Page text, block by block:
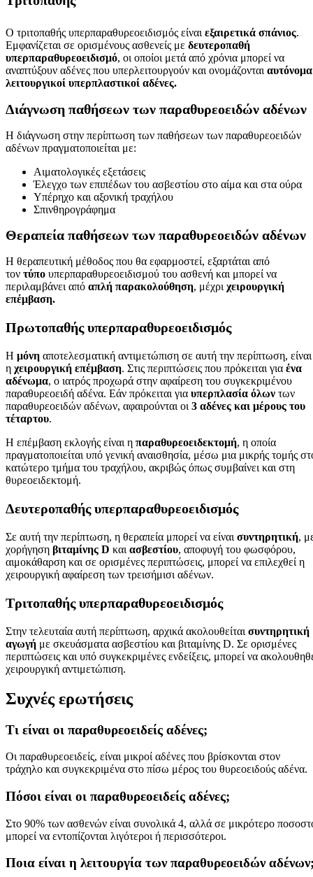
Ο τριτοπαθής υπερπαραθυρεοειδισμός είναι εξαιρετικά σπάνιος.
Εμφανίζεται σε ορισμένους ασθενείς με δευτεροπαθή
υπερπαραθυρεοειδισμό, οι οποίοι μετά από χρόνια μπορεί να
αναπτύξουν αδένες που υπερλειτουργούν και ονομάζονται αυτόνομα
λειτουργικοί υπερπλαστικοί αδένες.
Διάγνωση παθήσεων των παραθυρεοειδών αδένων
Η διάγνωση στην περίπτωση των παθήσεων των παραθυρεοειδών
αδένων πραγματοποιείται με:
Αιματολογικές εξετάσεις
Έλεγχο των επιπέδων του ασβεστίου στο αίμα και στα ούρα
Υπέρηχο και αξονική τραχήλου
Σπινθηρογράφημα
Θεραπεία παθήσεων των παραθυρεοειδών αδένων
Η θεραπευτική μέθοδος που θα εφαρμοστεί, εξαρτάται από
τον τύπο υπερπαραθυρεοειδισμού του ασθενή και μπορεί να
περιλαμβάνει από απλή παρακολούθηση, μέχρι χειρουργική
επέμβαση.
Πρωτοπαθής υπερπαραθυρεοειδισμός
Η μόνη αποτελεσματική αντιμετώπιση σε αυτή την περίπτωση, είναι
η χειρουργική επέμβαση. Στις περιπτώσεις που πρόκειται για ένα
αδένωμα, ο ιατρός προχωρά στην αφαίρεση του συγκεκριμένου
παραθυρεοειδή αδένα. Εάν πρόκειται για υπερπλασία όλων των
παραθυρεοειδών αδένων, αφαιρούνται οι 3 αδένες και μέρους του
τέταρτου.
Η επέμβαση εκλογής είναι η παραθυρεοειδεκτομή, η οποία
πραγματοποιείται υπό γενική αναισθησία, μέσω μια μικρής τομής
κατώτερο τμήμα του τραχήλου, ακριβώς όπως συμβαίνει και στη
θυρεοειδεκτομή.
Δευτεροπαθής υπερπαραθυρεοειδισμός
Σε αυτή την περίπτωση, η θεραπεία μπορεί να είναι συντηρητική,
χορήγηση βιταμίνης D και ασβεστίου, αποφυγή του φωσφόρου,
αιμοκάθαρση και σε ορισμένες περιπτώσεις, μπορεί να επιλεχθεί η
χειρουργική αφαίρεση των τρεισήμισι αδένων.
Τριτοπαθής υπερπαραθυρεοειδισμός
Στην τελευταία αυτή περίπτωση, αρχικά ακολουθείται συντηρητική
αγωγή με σκευάσματα ασβεστίου και βιταμίνης D. Σε ορισμένες
περιπτώσεις και υπό συγκεκριμένες ενδείξεις, μπορεί να
χειρουργική αντιμετώπιση.
Συχνές ερωτήσεις
Τι είναι οι παραθυρεοειδείς αδένες;
Οι παραθυρεοειδείς, είναι μικροί αδένες που βρίσκονται στον
τράχηλο και συγκεκριμένα στο πίσω μέρος του θυρεοειδούς αδένα.
Πόσοι είναι οι παραθυρεοειδείς αδένες;
Στο 90% των ασθενών είναι συνολικά 4, αλλά σε μικρότερο
μπορεί να εντοπίζονται λιγότεροι ή περισσότεροι.
Ποια είναι η λειτουργία των παραθυρεοειδών